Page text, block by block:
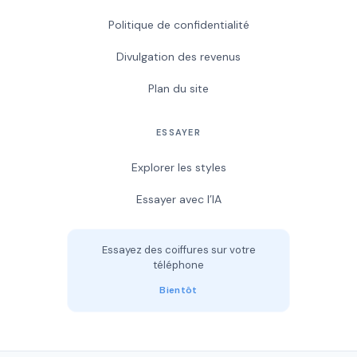
Politique de confidentialité
Divulgation des revenus
Plan du site
ESSAYER
Explorer les styles
Essayer avec l’IA
Essayez des coiffures sur votre
téléphone
Bientôt